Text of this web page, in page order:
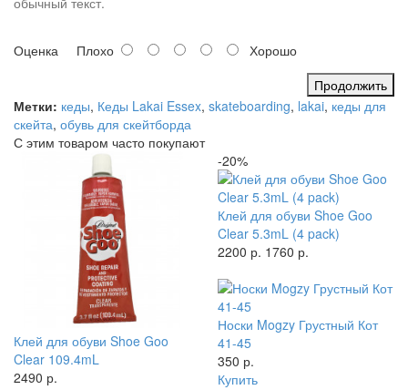
Оценка Плохо
Хорошо
Продолжить
Метки: кеды, Кеды Lakai Essex, skateboarding, lakai, кеды для
скейта, обувь для скейтборда
С этим товаром часто покупают
Клей для обуви Shoe Goo
Clear 109.4mL
2490 р.
-20%
Клей для обуви Shoe Goo
Clear 5.3mL (4 pack)
2200 р. 1760 р.
Носки Mogzy Грустный Кот
41-45
350 р.
Купить